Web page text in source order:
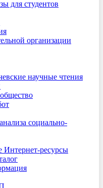
для студентов
организации
научные чтения
социально-
Интернет-ресурсы